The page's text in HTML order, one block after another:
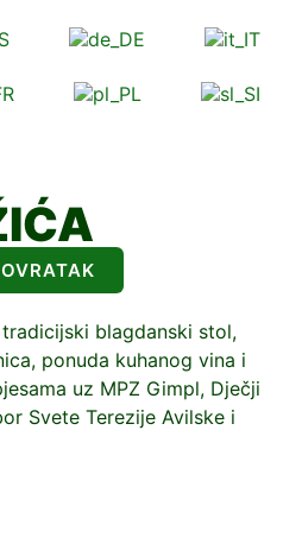
blagdanski stol,
ponuda kuhanog vina i
uz MPZ Gimpl, Dječji
Svete Terezije Avilske i